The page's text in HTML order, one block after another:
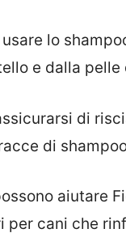
lo
e dalla pelle
di
di
aiutare
per cani che